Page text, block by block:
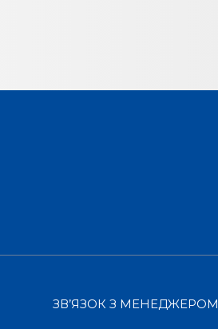
ЗВ’ЯЗОК З МЕНЕДЖЕРОМ